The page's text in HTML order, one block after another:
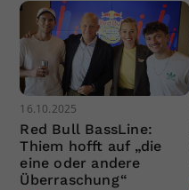
16.10.2025
Red Bull BassLine:
Thiem hofft auf „die
eine oder andere
Überraschung“